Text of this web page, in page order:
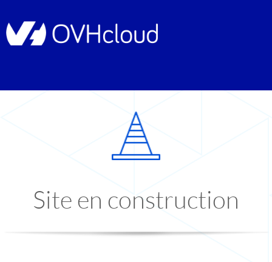
Site en construction